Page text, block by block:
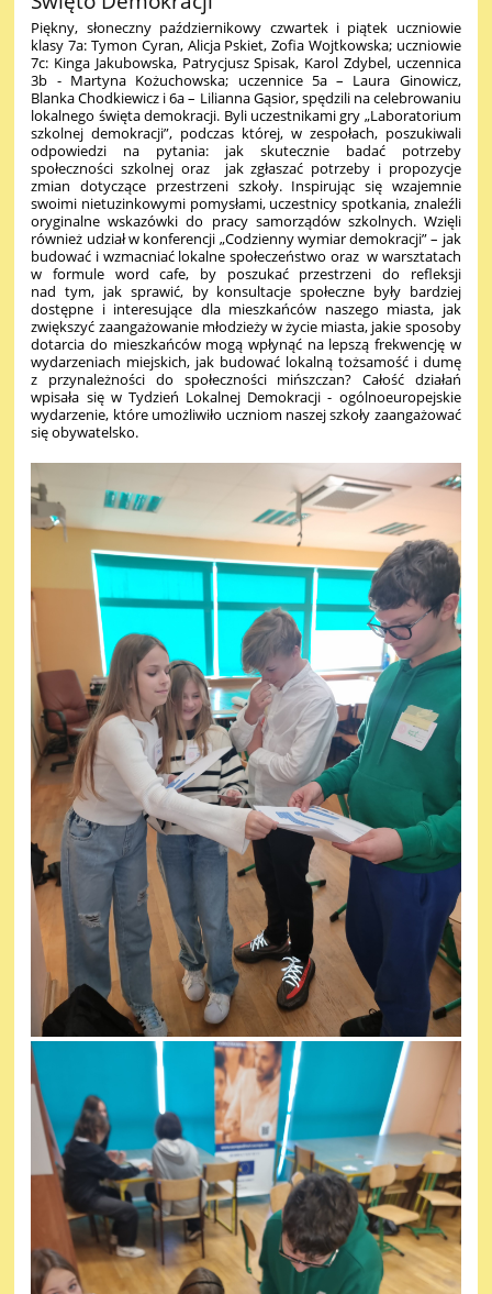
Piękny, słoneczny październikowy czwartek i piątek uczniowie
klasy 7a: Tymon Cyran, Alicja Pskiet, Zofia Wojtkowska; uczniowie
7c: Kinga Jakubowska, Patrycjusz Spisak, Karol Zdybel, uczennica
3b - Martyna Kożuchowska; uczennice 5a – Laura Ginowicz,
Blanka Chodkiewicz i 6a – Lilianna Gąsior, spędzili na celebrowaniu
lokalnego święta demokracji. Byli uczestnikami gry „Laboratorium
szkolnej demokracji”, podczas której, w zespołach, poszukiwali
odpowiedzi na pytania: jak skutecznie badać potrzeby
społeczności szkolnej oraz jak zgłaszać potrzeby i propozycje
zmian dotyczące przestrzeni szkoły. Inspirując się wzajemnie
swoimi nietuzinkowymi pomysłami, uczestnicy spotkania, znaleźli
oryginalne wskazówki do pracy samorządów szkolnych. Wzięli
również udział w konferencji „Codzienny wymiar demokracji” – jak
budować i wzmacniać lokalne społeczeństwo oraz w warsztatach
w formule word cafe, by poszukać przestrzeni do refleksji
nad tym, jak sprawić, by konsultacje społeczne były bardziej
dostępne i interesujące dla mieszkańców naszego miasta, jak
zwiększyć zaangażowanie młodzieży w życie miasta, jakie sposoby
dotarcia do mieszkańców mogą wpłynąć na lepszą frekwencję w
wydarzeniach miejskich, jak budować lokalną tożsamość i dumę
z przynależności do społeczności mińszczan? Całość działań
wpisała się w Tydzień Lokalnej Demokracji - ogólnoeuropejskie
wydarzenie, które umożliwiło uczniom naszej szkoły zaangażować
się obywatelsko.